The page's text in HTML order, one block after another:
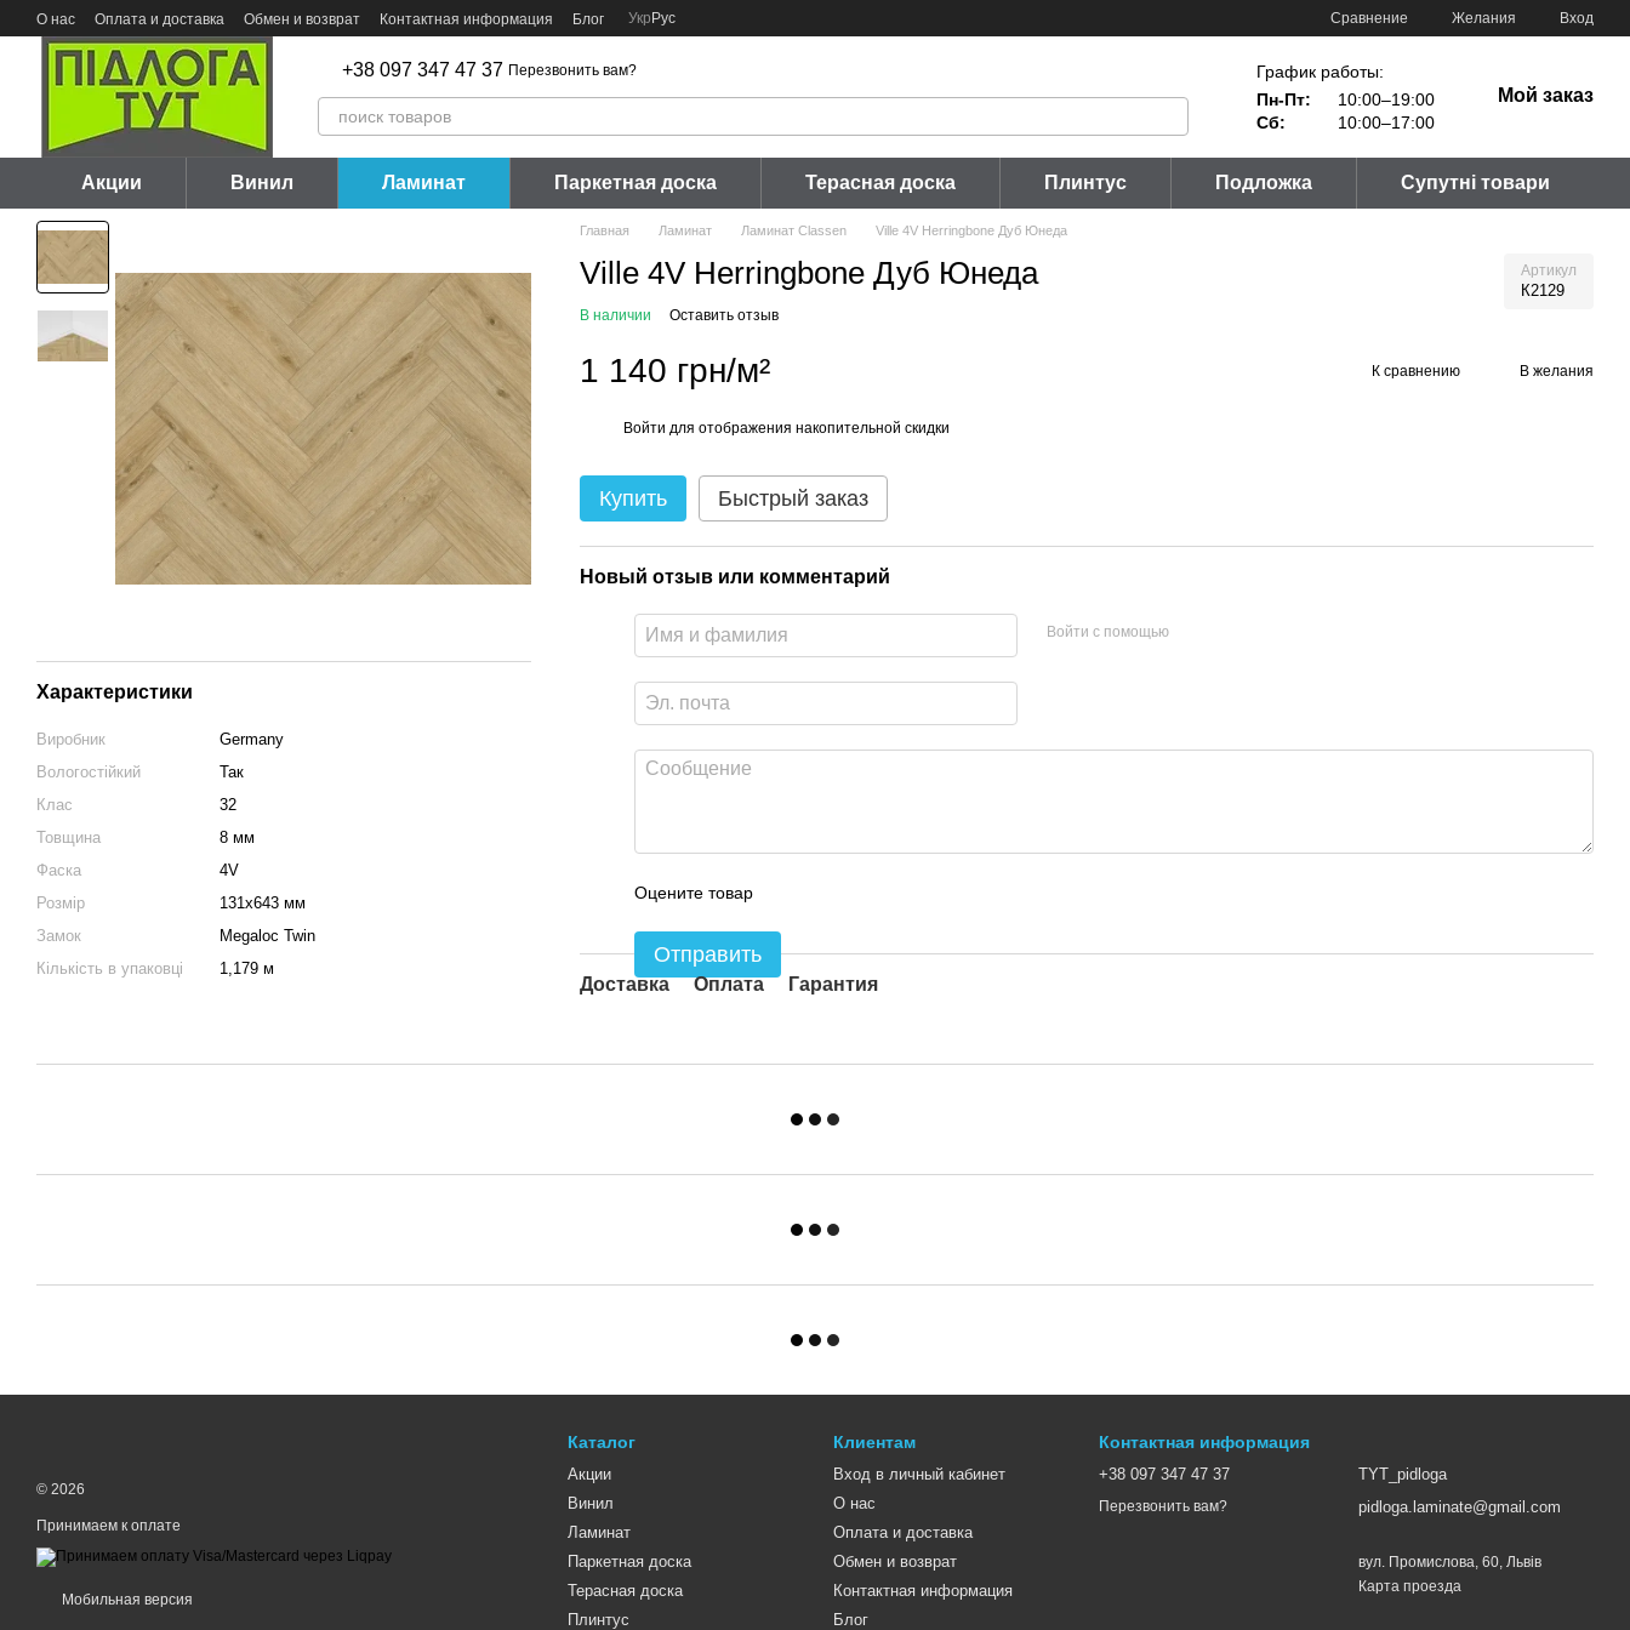
Перейти к основному контенту
О нас Оплата и доставка Обмен и возврат Контактная информация Блог Укр Рус Сравнение Желания Вход
+38 097 347 47 37 Перезвонить вам?
График работы:
Пн-Пт:
10:00–19:00
Сб:
10:00–17:00
Мой заказ
Акции Винил Ламинат Паркетная доска Терасная доска Плинтус Подложка Супутні товари
Характеристики
Виробник
Germany
Вологостійкий
Так
Клас
32
Товщина
8 мм
Фаска
4V
Розмір
131х643 мм
Замок
Megaloc Twin
Кількість в упаковці
1,179 м
Главная Ламинат Ламинат Classen Ville 4V Herringbone Дуб Юнеда
Ville 4V Herringbone Дуб Юнеда Артикул
К2129
В наличии Оставить отзыв
1 140 грн/м² К сравнению В желания
Войти для отображения накопительной скидки
Купить Быстрый заказ
Новый отзыв или комментарий
Войти с помощью
Оцените товар
Отправить
Доставка Оплата Гарантия
© 2026
Принимаем к оплате
Мобильная версия
Каталог
Акции
Винил
Ламинат
Паркетная доска
Терасная доска
Плинтус
Клиентам
Вход в личный кабинет
О нас
Оплата и доставка
Обмен и возврат
Контактная информация
Блог
Контактная информация
+38 097 347 47 37
Перезвонить вам?
TYT_pidloga
pidloga.laminate@gmail.com
вул. Промислова, 60, Львів
Карта проезда